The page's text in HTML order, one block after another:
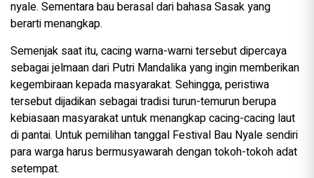
nyale. Sementara bau berasal dari bahasa Sasak yang
berarti menangkap.
Semenjak saat itu, cacing warna-warni tersebut dipercaya
sebagai jelmaan dari Putri Mandalika yang ingin memberikan
kegembiraan kepada masyarakat. Sehingga, peristiwa
tersebut dijadikan sebagai tradisi turun-temurun berupa
kebiasaan masyarakat untuk menangkap cacing-cacing laut
di pantai. Untuk pemilihan tanggal Festival Bau Nyale sendiri
para warga harus bermusyawarah dengan tokoh-tokoh adat
setempat.